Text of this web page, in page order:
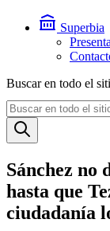
Superbia
Buscar en todo el
Sánchez no
hasta que
ciudadanía